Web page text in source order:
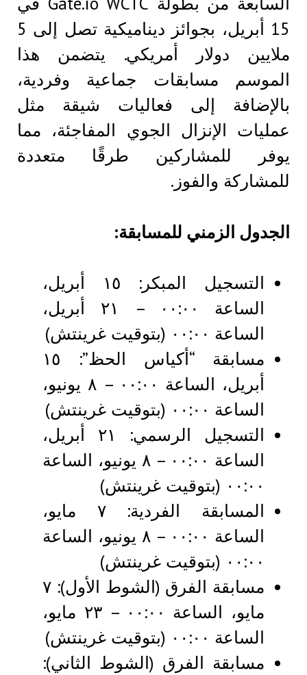
15 أبريل، بجوائز ديناميكية تصل إلى 5
ملايين دولار أمريكي. يتضمن هذا
الموسم مسابقات جماعية وفردية،
بالإضافة إلى فعاليات شيقة مثل
عمليات الإنزال الجوي المفاجئة، مما
يوفر للمشاركين طرقًا متعددة
للمشاركة والفوز.
الجدول الزمني للمسابقة:
التسجيل المبكر: ١٥ أبريل،
الساعة ٠٠:٠٠ – ٢١ أبريل،
الساعة ٠٠:٠٠ (بتوقيت غرينتش)
مسابقة “أكياس الحظ”: ١٥
أبريل، الساعة ٠٠:٠٠ – ٨ يونيو،
الساعة ٠٠:٠٠ (بتوقيت غرينتش)
التسجيل الرسمي: ٢١ أبريل،
الساعة ٠٠:٠٠ – ٨ يونيو، الساعة
٠٠:٠٠ (بتوقيت غرينتش)
المسابقة الفردية: ٧ مايو،
الساعة ٠٠:٠٠ – ٨ يونيو، الساعة
٠٠:٠٠ (بتوقيت غرينتش)
مسابقة الفرق (الشوط الأول): ٧
مايو، الساعة ٠٠:٠٠ – ٢٣ مايو،
الساعة ٠٠:٠٠ (بتوقيت غرينتش)
مسابقة الفرق (الشوط الثاني):